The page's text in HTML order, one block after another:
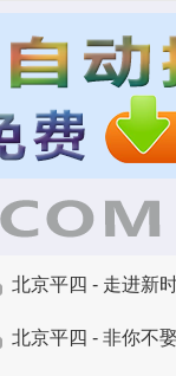
北京平四 - 走进新
北京平四 - 非你不